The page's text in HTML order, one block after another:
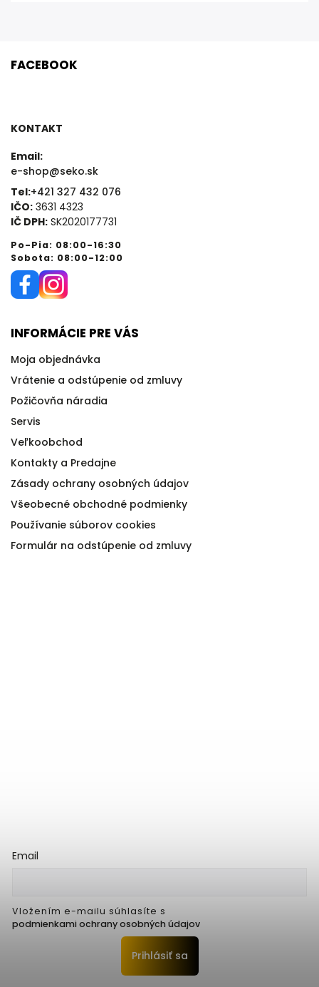
FACEBOOK
KONTAKT
Email:
e-shop@seko.sk
Tel:+421 327 432 076
IČO: 3631 4323
IČ DPH: SK2020177731
Po-Pia: 08:00-16:30
Sobota: 08:00-12:00
INFORMÁCIE PRE VÁS
Moja objednávka
Vrátenie a odstúpenie od zmluvy
Požičovňa náradia
Servis
Veľkoobchod
Kontakty a Predajne
Zásady ochrany osobných údajov
Všeobecné obchodné podmienky
Používanie súborov cookies
Formulár na odstúpenie od zmluvy
Email
Vložením e-mailu súhlasíte s
podmienkami ochrany osobných údajov
Prihlásiť sa